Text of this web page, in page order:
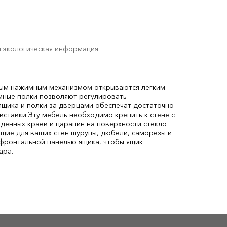
экологическая информация
нажимным механизмом открываются легким
полки позволяют регулировать
и полки за дверцами обеспечат достаточно
Эту мебель необходимо крепить к стене с
краев и царапин на поверхности стекло
для ваших стен шурупы, дюбели, саморезы и
панелью ящика, чтобы ящик